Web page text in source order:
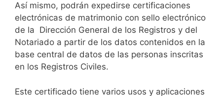
Así mismo, podrán expedirse certificaciones
electrónicas de matrimonio con sello electrónico
de la Dirección General de los Registros y del
Notariado a partir de los datos contenidos en la
base central de datos de las personas inscritas
en los Registros Civiles.
Este certificado tiene varios usos y aplicaciones